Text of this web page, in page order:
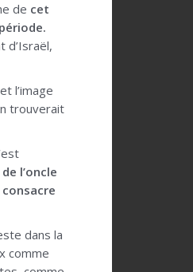
de cet
d’Israël,
l’image
trouverait
l’oncle
dans la
comme